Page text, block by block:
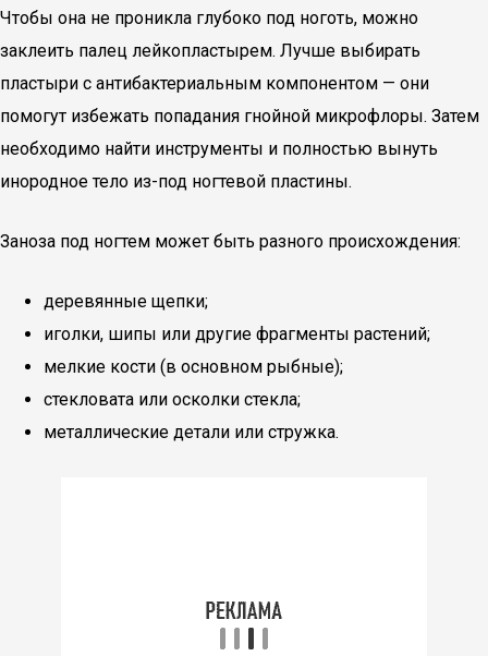
Чтобы она не проникла глубоко под ноготь, можно
заклеить палец лейкопластырем. Лучше выбирать
пластыри с антибактериальным компонентом — они
помогут избежать попадания гнойной микрофлоры. Затем
необходимо найти инструменты и полностью вынуть
инородное тело из-под ногтевой пластины.
Заноза под ногтем может быть разного происхождения:
деревянные щепки;
иголки, шипы или другие фрагменты растений;
мелкие кости (в основном рыбные);
стекловата или осколки стекла;
металлические детали или стружка.